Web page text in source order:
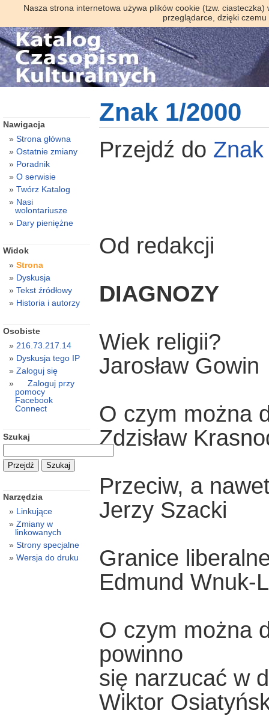
Nasza strona internetowa używa plików cookie (tzw.
przeglądarce, dzięki
Znak 1/2000
Przejdź do
Od redakcji
DIAGNOZY
Wiek religii?
Jarosław Gowin
O czym można
Zdzisław
Przeciw, a
Jerzy Szacki
Granice
Edmund Wnuk-
O czym można
powinno
się narzucać w
Wiktor
Nawigacja
Strona główna
Ostatnie zmiany
Poradnik
O serwisie
Twórz Katalog
Nasi
wolontariusze
Dary pieniężne
Widok
Strona
Dyskusja
Tekst źródłowy
Historia i autorzy
Osobiste
216.73.217.14
Dyskusja tego IP
Zaloguj się
Zaloguj przy
pomocy
Facebook
Connect
Szukaj
Narzędzia
Linkujące
Zmiany w
linkowanych
Strony specjalne
Wersja do druku